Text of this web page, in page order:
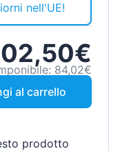
nell'UE!
84,02€
al carrello
prodotto